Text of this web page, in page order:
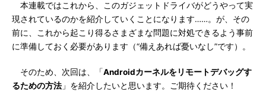
本連載ではこれから、このガジェットドライバがどうやって実
現されているのかを紹介していくことになります……。が、その
前に、これから起こり得るさまざまな問題に対処できるよう事前
に準備しておく必要があります（“備えあれば憂いなし”です）。
そのため、次回は、「Androidカーネルをリモートデバッグす
るための方法 」を紹介したいと思います。ご期待ください！